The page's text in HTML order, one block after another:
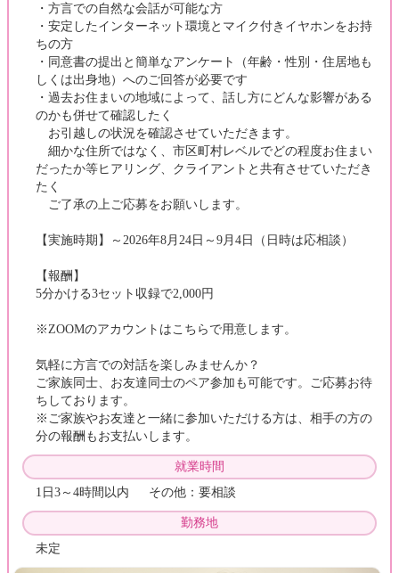
・方言での自然な会話が可能な方
・安定したインターネット環境とマイク付きイヤホンをお持
ちの方
・同意書の提出と簡単なアンケート（年齢・性別・住居地も
しくは出身地）へのご回答が必要です
・過去お住まいの地域によって、話し方にどんな影響がある
のかも併せて確認したく
お引越しの状況を確認させていただきます。
細かな住所ではなく、市区町村レベルでどの程度お住まい
だったか等ヒアリング、クライアントと共有させていただき
たく
ご了承の上ご応募をお願いします。
【実施時期】～2026年8月24日～9月4日（日時は応相談）
【報酬】
5分かける3セット収録で2,000円
※ZOOMのアカウントはこちらで用意します。
気軽に方言での対話を楽しみませんか？
ご家族同士、お友達同士のペア参加も可能です。ご応募お待
ちしております。
※ご家族やお友達と一緒に参加いただける方は、相手の方の
分の報酬もお支払いします。
就業時間
1日3～4時間以内 その他：要相談
勤務地
未定